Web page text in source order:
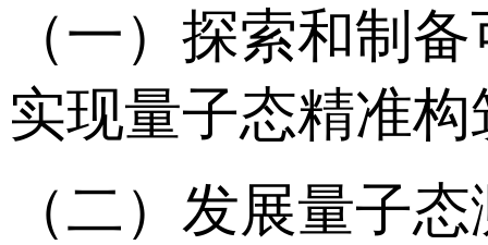
（一）探索和制
实现量子态精准
（二）发展量子